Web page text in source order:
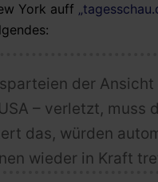
York auff
der
– verletzt, muss
das, würden
wieder in Kraft